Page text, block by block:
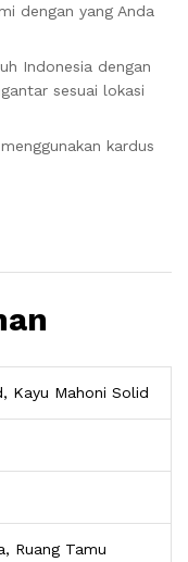
dengan yang Anda
Indonesia dengan
sesuai lokasi
kardus
Kayu Mahoni Solid
Ruang Tamu